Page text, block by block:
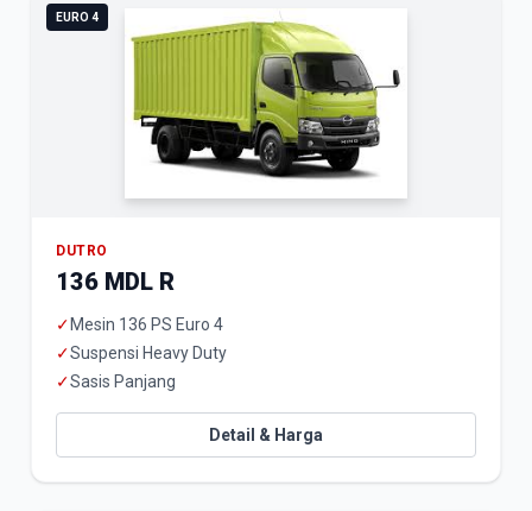
EURO 4
DUTRO
136 MDL R
✓ Mesin 136 PS Euro 4
✓Suspensi Heavy Duty
✓Sasis Panjang
Detail & Harga